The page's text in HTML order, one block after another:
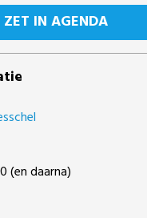
ZET IN AGENDA
(en daarna)